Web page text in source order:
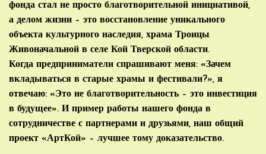
фонда стал не просто благотворительной инициативой,
а делом жизни – это восстановление уникального
объекта культурного наследия, храма Троицы
Живоначальной в селе Кой Тверской области.
Когда предприниматели спрашивают меня: «Зачем
вкладываться в старые храмы и фестивали?», я
отвечаю: «Это не благотворительность – это инвестиция
в будущее». И пример работы нашего фонда в
сотрудничестве с партнерами и друзьями, наш общий
проект «АртКой» – лучшее тому доказательство.